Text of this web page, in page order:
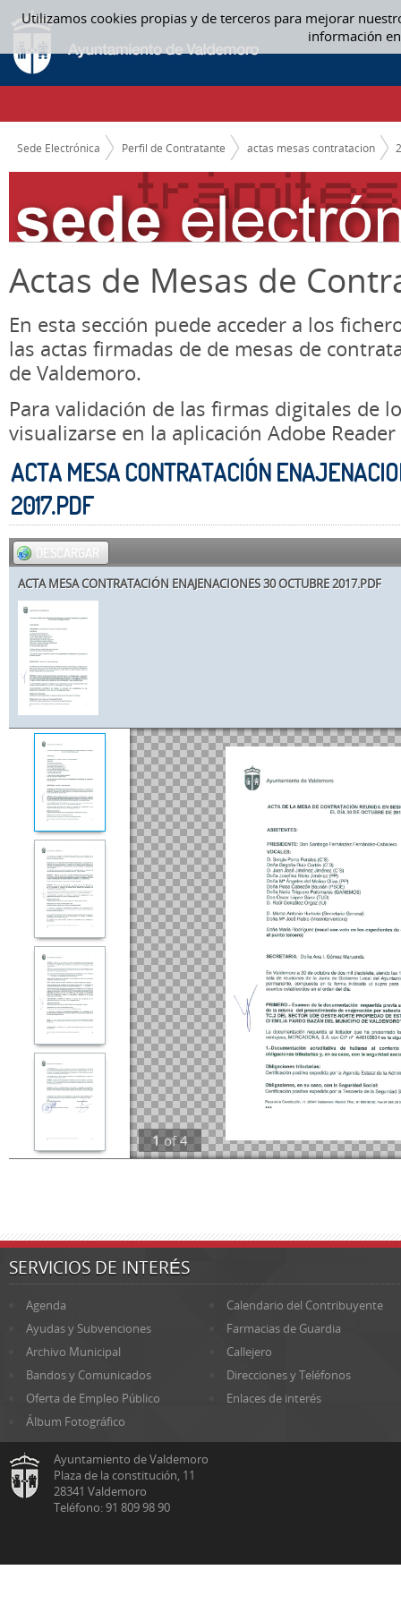
Utilizamos cookies propias y de terceros para mejorar
información
Saltar al contenido
ACTAS MESAS CONTRATACION
CAMINO DE MIGAS
Sede Electrónica Perfil de Contratante actas mesas contratacion
Actas de Mesas de
En esta sección puede acceder a los
las actas firmadas de de mesas de
de Valdemoro.
Para validación de las firmas digitales de
visualizarse en la aplicación Adobe Reader
ACTA MESA CONTRATACIÓN
2017.PDF
DESCARGAR
ACTA MESA CONTRATACIÓN ENAJENACIONES 30 OCTUBRE 2017.PDF
1 of4
SERVICIOS DE INTERÉS
Agenda
Calendario del Contribuyente
Ayudas y Subvenciones
Farmacias de Guardia
Archivo Municipal
Callejero
Bandos y Comunicados
Direcciones y Teléfonos
Oferta de Empleo Público
Enlaces de interés
Álbum Fotográfico
Ayuntamiento de Valdemoro
Plaza de la constitución, 11
28341 Valdemoro
Teléfono: 91 809 98 90